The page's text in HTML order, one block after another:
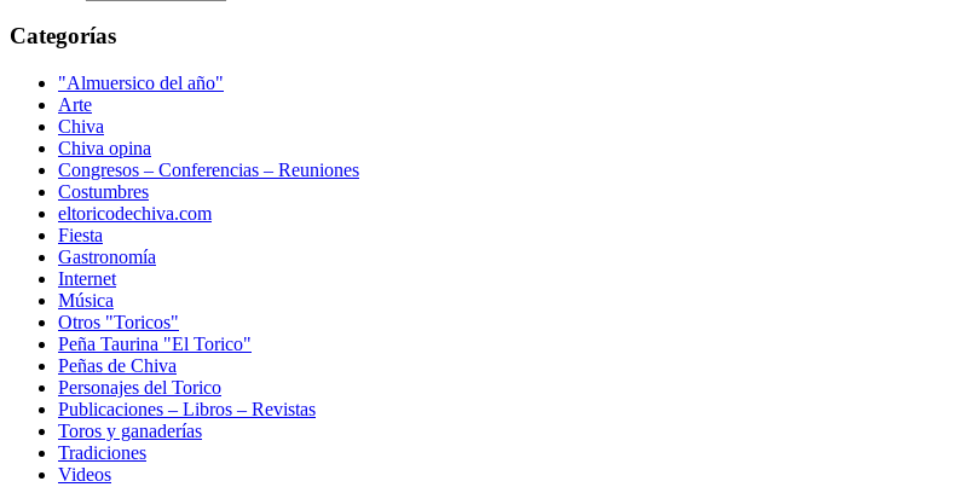
Categorías
"Almuersico del año"
Arte
Chiva
Chiva opina
Congresos – Conferencias – Reuniones
Costumbres
eltoricodechiva.com
Fiesta
Gastronomía
Internet
Música
Otros "Toricos"
Peña Taurina "El Torico"
Peñas de Chiva
Personajes del Torico
Publicaciones – Libros – Revistas
Toros y ganaderías
Tradiciones
Videos